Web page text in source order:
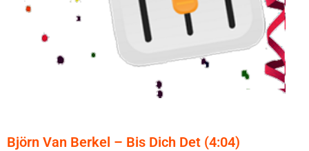
Björn Van Berkel – Bis Dich Det (4:04)